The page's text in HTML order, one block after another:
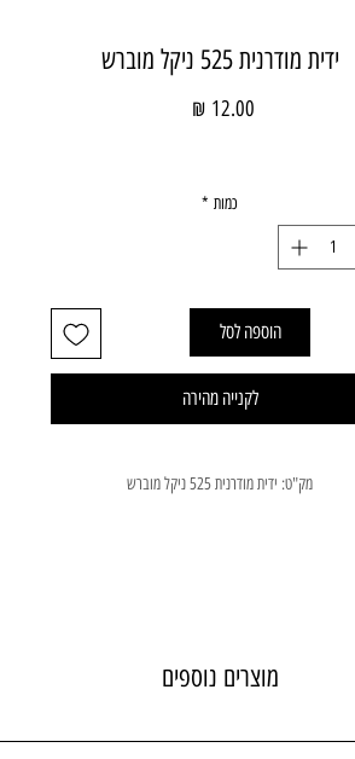
ידית מודרנית 525 ניקל מוברש
כמות *
הוספה לסל
לקנייה מהירה
מק"ט: ידית מודרנית 525 ניקל מוברש
מוצרים נוספים